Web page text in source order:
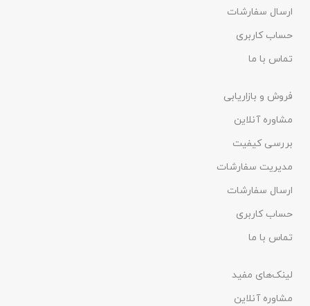
ارسال سفارشات
حساب کاربری
تماس با ما
فروش و بازاریابی
مشاوره آنلاین
بررسی کیفیت
مدیریت سفارشات
ارسال سفارشات
حساب کاربری
تماس با ما
لینک‌های مفید
مشاوره آنلاین